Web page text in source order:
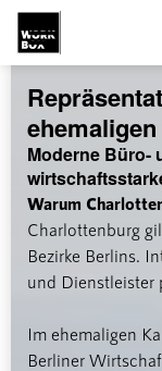

Moderne Büro-
Warum
Charlottenburg
Bezirke Berlins.
und Dienstleister
Im ehemaligen
Berliner